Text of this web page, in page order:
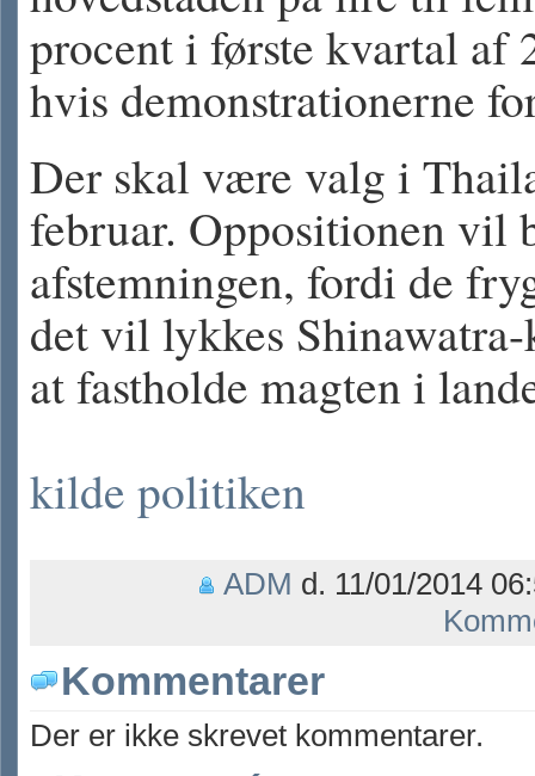
procent i første kvartal af
hvis demonstrationerne
Der skal være valg i
februar. Oppositionen vil
afstemningen, fordi de
det vil lykkes
at fastholde magten i
kilde politiken
ADM d. 11/01/2014
Kommentarer
Der er ikke skrevet kommentarer.